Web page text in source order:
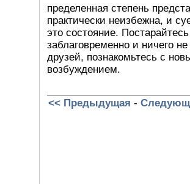
пределенная степень
практически неизбежна, и
это состояние.
заблаговременно и ничего
друзей, познакомьтесь с
возбуждением.
<< Предыдущая -